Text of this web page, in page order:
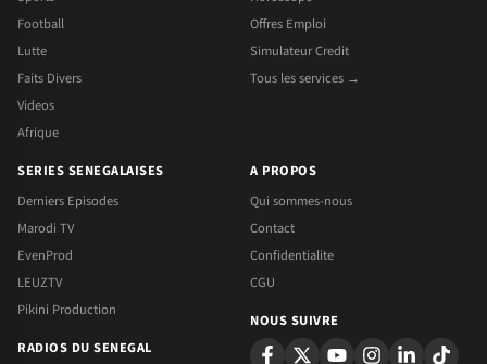
Football
Lutte
Faits Divers
Videos
Afrique
Offres Emploi
Simulateur Credit
Tous les services →
SERIES SENEGALAISES
Derniers Episodes
Marodi TV
EvenProd
LEUZTV
Pikini Production
RADIOS DU SENEGAL
A PROPOS
Qui sommes-nous
Contact
Confidentialite
CGU
NOUS SUIVRE